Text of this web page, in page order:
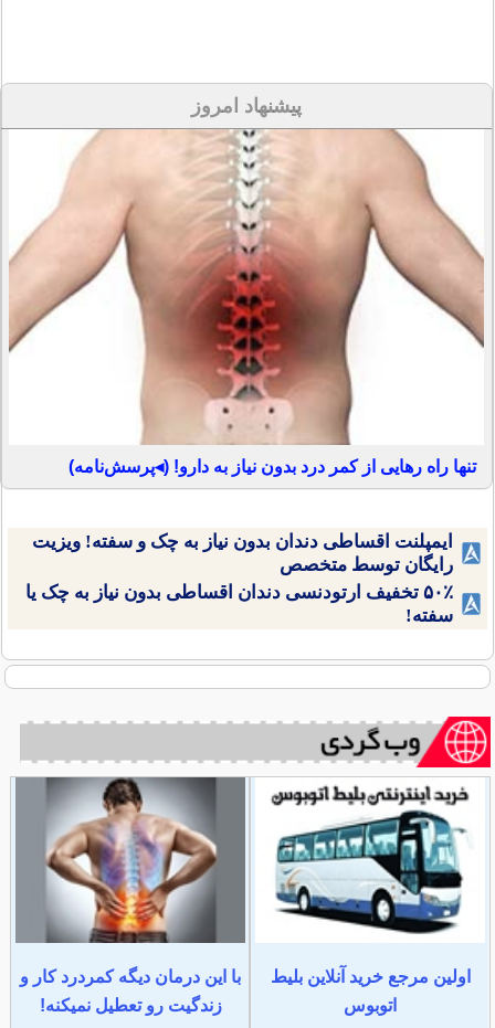
پیشنهاد امروز
تنها راه رهایی از کمر درد بدون نیاز به دارو! (◂پرسش‌نامه)
ایمپلنت اقساطی دندان بدون نیاز به چک و سفته! ویزیت
رایگان توسط متخصص
۵۰٪ تخفیف ارتودنسی دندان اقساطی بدون نیاز به چک یا
سفته!
اولین مرجع خرید آنلاین بلیط
اتوبوس
با این درمان دیگه کمردرد کار و
زندگیت رو تعطیل نمیکنه!